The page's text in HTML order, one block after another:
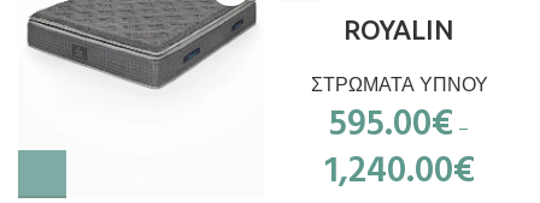
ROYALIN
ΣΤΡΩΜΑΤΑ ΥΠΝΟΥ
595.00€ –
1,240.00€